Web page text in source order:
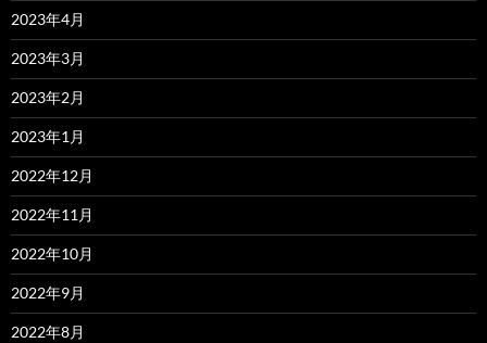
2023年4月
2023年3月
2023年2月
2023年1月
2022年12月
2022年11月
2022年10月
2022年9月
2022年8月